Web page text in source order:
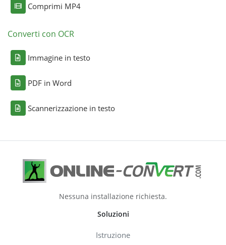
Comprimi MP4
Converti con OCR
Immagine in testo
PDF in Word
Scannerizzazione in testo
Nessuna installazione richiesta.
Soluzioni
Istruzione